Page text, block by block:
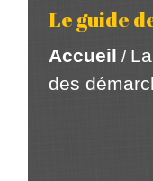
Le guide
Accueil /
des